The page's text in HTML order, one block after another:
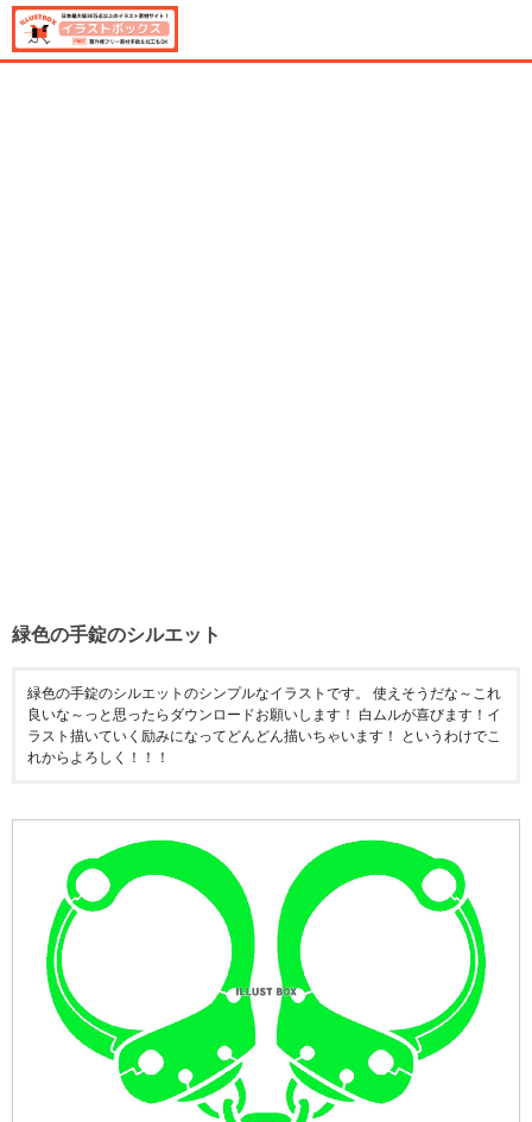
緑色の手錠のシルエット
緑色の手錠のシルエットのシンプルなイラストです。 使えそうだな～これ
良いな～っと思ったらダウンロードお願いします！ 白ムルが喜びます！イ
ラスト描いていく励みになってどんどん描いちゃいます！ というわけでこ
れからよろしく！！！